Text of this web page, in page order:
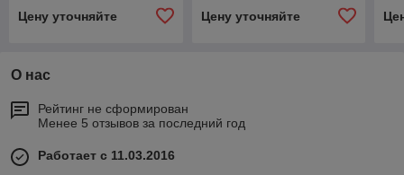
Цену уточняйте
Цену уточняйте
О нас
Рейтинг не сформирован
Менее 5 отзывов за последний год
Работает с 11.03.2016